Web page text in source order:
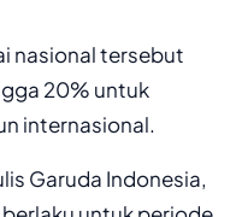
nasional tersebut
20% untuk
internasional.
Garuda Indonesia,